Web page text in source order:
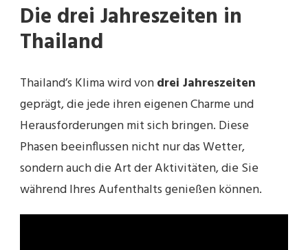
Die drei Jahreszeiten in
Thailand
Thailand’s Klima wird vondrei Jahreszeiten
geprägt, die jede ihren eigenen Charme und
Herausforderungen mit sich bringen. Diese
Phasen beeinflussen nicht nur das Wetter,
sondern auch die Art der Aktivitäten, die Sie
während Ihres Aufenthalts genießen können.